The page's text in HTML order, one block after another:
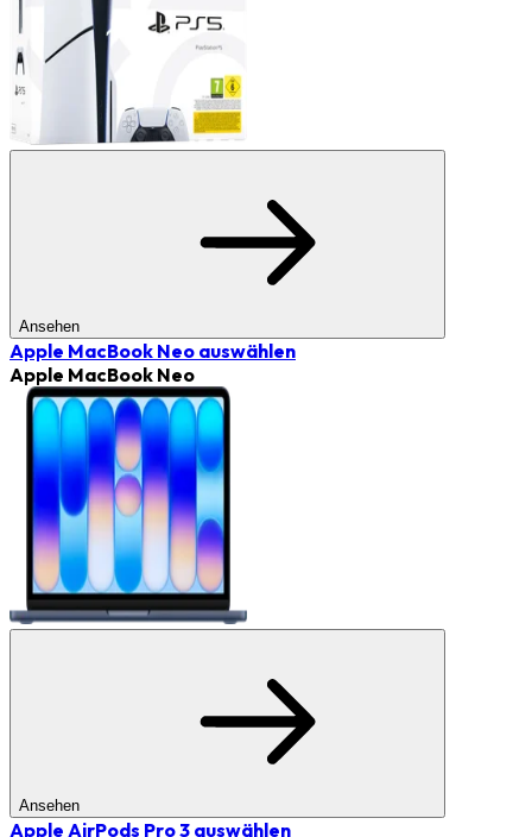
Ansehen
Apple MacBook Neo auswählen
Apple MacBook Neo
Ansehen
Apple AirPods Pro 3 auswählen